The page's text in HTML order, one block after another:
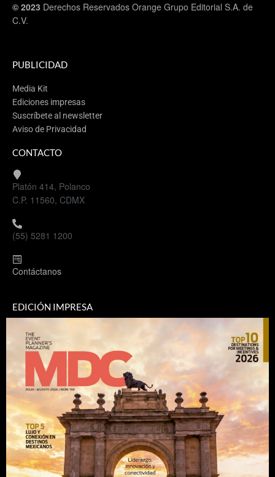
© 2023 Derechos Reservados Orange Grupo Editorial S.A. de
C.V.
PUBLICIDAD
Media Kit
Ediciones impresas
Suscríbete al newsletter
Aviso de Privacidad
CONTACTO
Platón 414, Polanco
C.P. 11560, CDMX
(55) 5281 1200
Contáctanos
EDICIÓN IMPRESA